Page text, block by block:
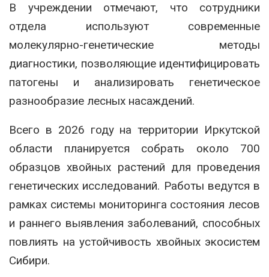
В учреждении отмечают, что сотрудники
отдела используют современные
молекулярно-генетические методы
диагностики, позволяющие идентифицировать
патогены и анализировать генетическое
разнообразие лесных насаждений.
Всего в 2026 году на территории Иркутской
области планируется собрать около 700
образцов хвойных растений для проведения
генетических исследований. Работы ведутся в
рамках системы мониторинга состояния лесов
и раннего выявления заболеваний, способных
повлиять на устойчивость хвойных экосистем
Сибири.